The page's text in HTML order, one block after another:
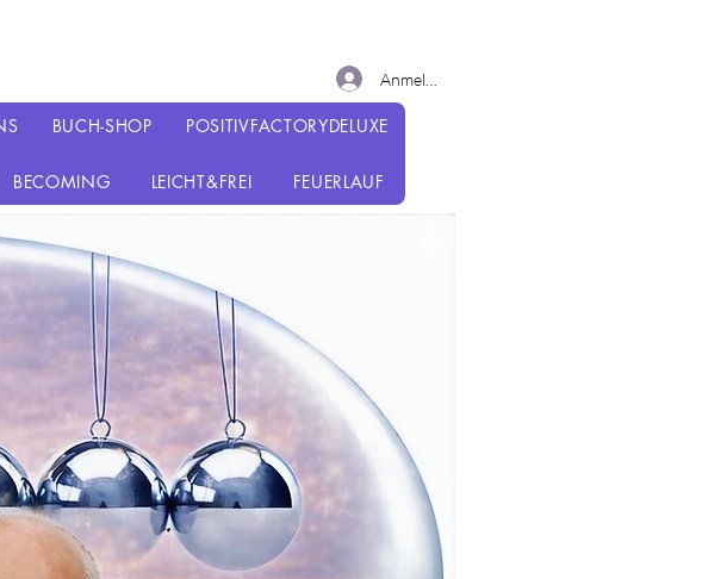
Anmelden
BUCH-SHOP POSITIVFACTORYDELUXE
BECOMING LEICHT&FREI FEUERLAUF